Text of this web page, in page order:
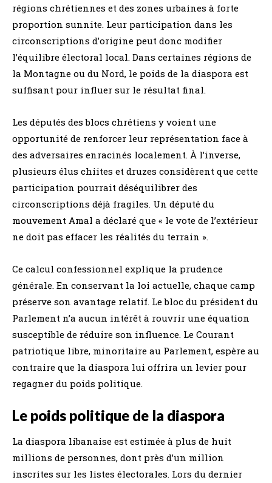
régions chrétiennes et des zones urbaines à forte
proportion sunnite. Leur participation dans les
circonscriptions d’origine peut donc modifier
l’équilibre électoral local. Dans certaines régions de
la Montagne ou du Nord, le poids de la diaspora est
suffisant pour influer sur le résultat final.
Les députés des blocs chrétiens y voient une
opportunité de renforcer leur représentation face à
des adversaires enracinés localement. À l’inverse,
plusieurs élus chiites et druzes considèrent que cette
participation pourrait déséquilibrer des
circonscriptions déjà fragiles. Un député du
mouvement Amal a déclaré que « le vote de l’extérieur
ne doit pas effacer les réalités du terrain ».
Ce calcul confessionnel explique la prudence
générale. En conservant la loi actuelle, chaque camp
préserve son avantage relatif. Le bloc du président du
Parlement n’a aucun intérêt à rouvrir une équation
susceptible de réduire son influence. Le Courant
patriotique libre, minoritaire au Parlement, espère au
contraire que la diaspora lui offrira un levier pour
regagner du poids politique.
Le poids politique de la diaspora
La diaspora libanaise est estimée à plus de huit
millions de personnes, dont près d’un million
inscrites sur les listes électorales. Lors du dernier